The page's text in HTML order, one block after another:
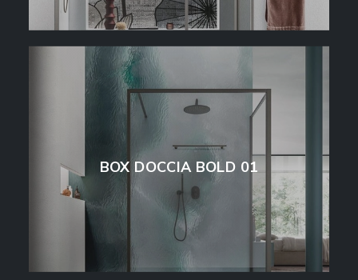
BOX DOCCIA BOLD 01